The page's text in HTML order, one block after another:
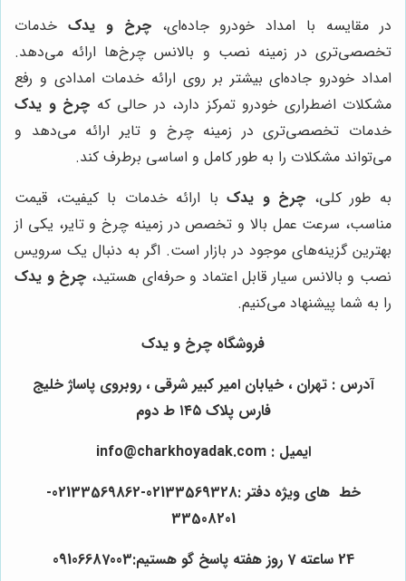
در مقایسه با امداد خودرو جاده‌ای،چرخ و یدک خدمات
تخصصی‌تری در زمینه نصب و بالانس چرخ‌ها ارائه می‌دهد.
امداد خودرو جاده‌ای بیشتر بر روی ارائه خدمات امدادی و رفع
مشکلات اضطراری خودرو تمرکز دارد، در حالی که چرخ و یدک
خدمات تخصصی‌تری در زمینه چرخ و تایر ارائه می‌دهد و
می‌تواند مشکلات را به طور کامل و اساسی برطرف کند.
به طور کلی، چرخ و یدکبا ارائه خدمات با کیفیت، قیمت
مناسب، سرعت عمل بالا و تخصص در زمینه چرخ و تایر، یکی از
بهترین گزینه‌های موجود در بازار است. اگر به دنبال یک سرویس
نصب و بالانس سیار قابل اعتماد و حرفه‌ای هستید، چرخ و یدک
را به شما پیشنهاد می‌کنیم.
فروشگاه چرخ و یدک
آدرس : تهران ، خیابان امیر کبیر شرقی ، روبروی پاساژ خلیج
فارس پلاک ۱۴۵ ط دوم
ایمیل : info@charkhoyadak.com
خط های ویژه دفتر :02133569328-02133569862-
33508201
24 ساعته 7 روز هفته پاسخ گو هستیم:09106687003